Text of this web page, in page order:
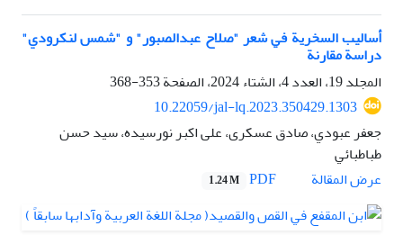
أساليب السخرية في شعر "صلاح عبدالصبور" و "شمس لنكرودي"
دراسة مقارنة
المجلد 19، العدد 4، الشتاء 2024، الصفحة
353-368
10.22059/jal-lq.2023.350429.1303
جعفر عبودي، صادق عسکری، علی اکبر نورسیده، سيد حسن
طباطبائي
عرض المقالة
1.24 M